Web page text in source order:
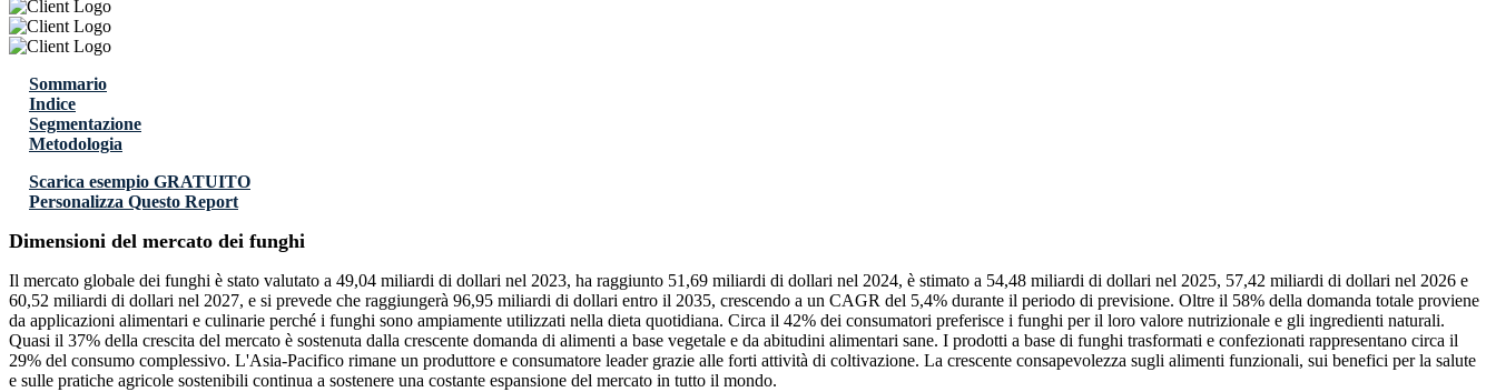
Sommario
Indice
Segmentazione
Metodologia
Scarica esempio GRATUITO
Personalizza Questo Report
Dimensioni del mercato dei funghi
Il mercato globale dei funghi è stato valutato a 49,04 miliardi di dollari nel 2023, ha raggiunto 51,69 miliardi di dollari nel 2024, è stimato a 54,48 miliardi di dollari nel 2025, 57,42 miliardi di dollari nel 2026 e
60,52 miliardi di dollari nel 2027, e si prevede che raggiungerà 96,95 miliardi di dollari entro il 2035, crescendo a un CAGR del 5,4% durante il periodo di previsione. Oltre il 58% della domanda totale proviene
da applicazioni alimentari e culinarie perché i funghi sono ampiamente utilizzati nella dieta quotidiana. Circa il 42% dei consumatori preferisce i funghi per il loro valore nutrizionale e gli ingredienti naturali.
Quasi il 37% della crescita del mercato è sostenuta dalla crescente domanda di alimenti a base vegetale e da abitudini alimentari sane. I prodotti a base di funghi trasformati e confezionati rappresentano circa il
29% del consumo complessivo. L'Asia-Pacifico rimane un produttore e consumatore leader grazie alle forti attività di coltivazione. La crescente consapevolezza sugli alimenti funzionali, sui benefici per la salute
e sulle pratiche agricole sostenibili continua a sostenere una costante espansione del mercato in tutto il mondo.